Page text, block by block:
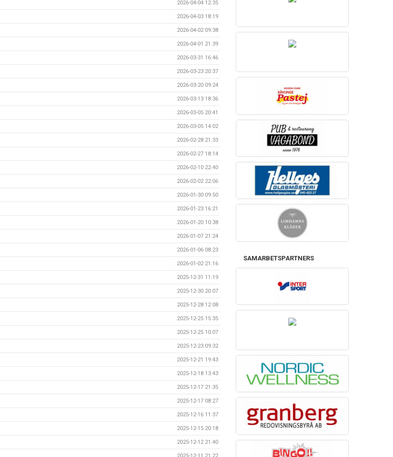
2026-04-04 12:35
2026-04-03 18:19
2026-04-02 09:38
2026-04-01 21:39
2026-03-31 16:46
2026-03-23 20:37
2026-03-20 09:24
2026-03-13 18:36
2026-03-05 20:41
2026-03-05 14:02
2026-02-28 21:33
2026-02-27 18:14
2026-02-10 22:40
2026-02-02 22:06
2026-01-30 09:50
2026-01-23 16:21
2026-01-20 10:38
2026-01-07 21:24
2026-01-06 08:23
2026-01-02 21:16
2025-12-31 11:19
2025-12-30 20:07
2025-12-28 12:08
2025-12-25 15:35
2025-12-25 10:07
2025-12-23 09:32
2025-12-21 19:43
2025-12-18 13:43
2025-12-17 21:35
2025-12-17 08:27
2025-12-16 11:37
2025-12-15 20:18
2025-12-12 21:40
SAMARBETSPARTNERS